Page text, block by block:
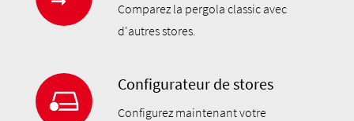
Comparez la pergola classic avec
d'autres stores.
Configurateur de stores
Configurez maintenant votre